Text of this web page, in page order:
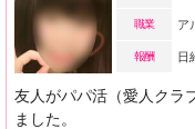
職業 ア
報酬 日
友人がパパ活（愛人クラ
ました。